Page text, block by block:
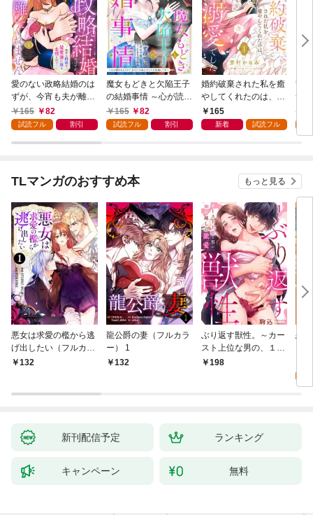
愛のない政略結婚のは
ずが、今宵も夫が離し
てくれません～無骨な
将軍は最愛妻に滾る恋
1話
165 82
試読フル 割引
魔女もどきと欠陥王子
の結婚事情 ～心が読め
ちゃうので、あなたの
本心なんてお見通しで
165 82
試読フル 割引
婚約破棄された私を癒
やしてくれたのは、不
器用王子様の溺愛でし
た【単話売】 1話
165
新着 試読フル
竜
つ
な
TLマンガのおすすめ本 もっと見る
悪女は求愛の檻から逃
げ出したい（フルカラ
ー） 1
132
龍公爵の妻（フルカラ
ー） 1
132
ぶり返す獣性。～カー
スト上位な男の、１０
年越しの激愛１
198
恋
新刊配信予定 ランキング
キャンペーン 無料